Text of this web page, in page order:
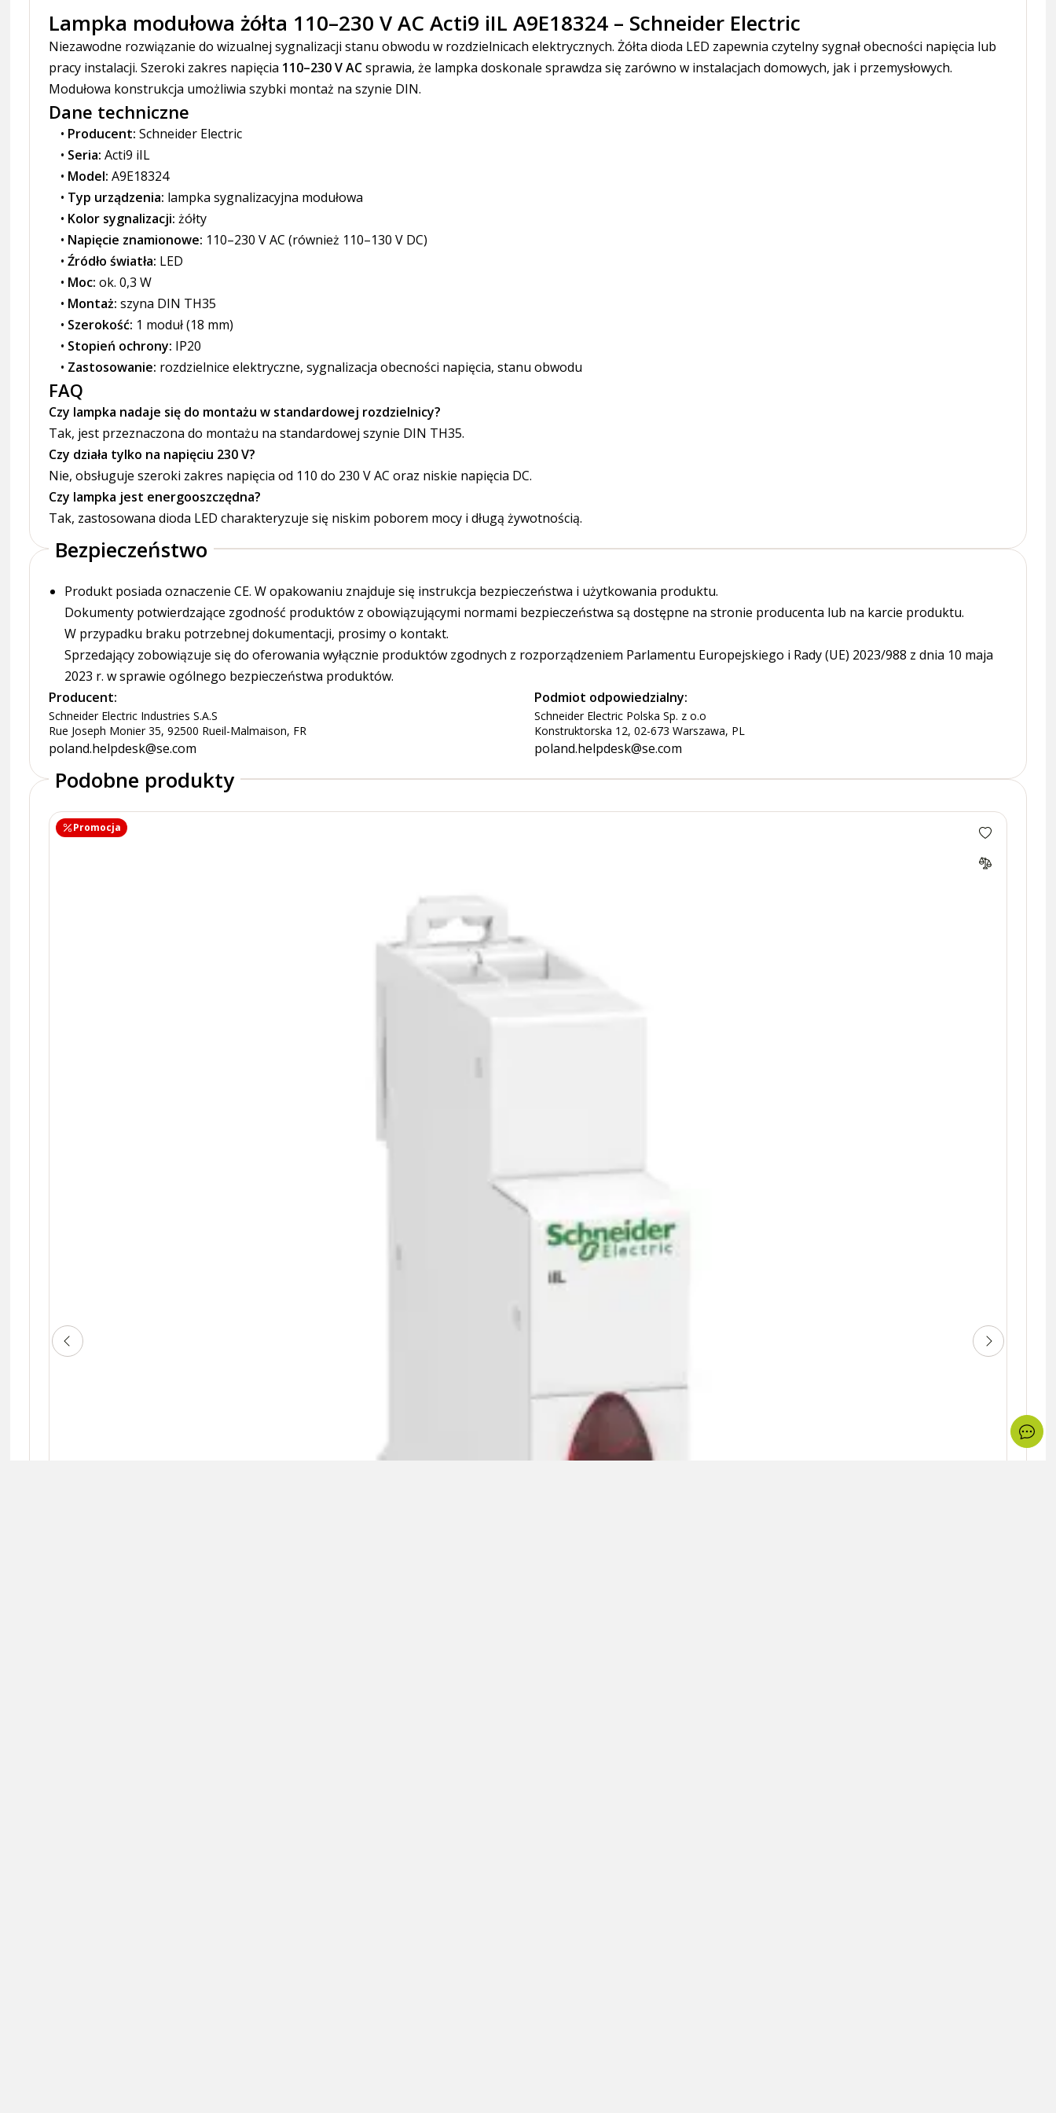
Lampka modułowa żółta 110–230 V AC Acti9 iIL A9E18324 – Schneider Electric
Niezawodne rozwiązanie do wizualnej sygnalizacji stanu obwodu w rozdzielnicach elektrycznych. Żółta dioda LED zapewnia czytelny sygnał obecności napięcia lub
pracy instalacji. Szeroki zakres napięcia 110–230 V ACsprawia, że lampka doskonale sprawdza się zarówno w instalacjach domowych, jak i przemysłowych.
Modułowa konstrukcja umożliwia szybki montaż na szynie DIN.
Dane techniczne
Producent: Schneider Electric
Seria: Acti9 iIL
Model: A9E18324
Typ urządzenia: lampka sygnalizacyjna modułowa
Kolor sygnalizacji: żółty
Napięcie znamionowe: 110–230 V AC (również 110–130 V DC)
Źródło światła: LED
Moc: ok. 0,3 W
Montaż: szyna DIN TH35
Szerokość: 1 moduł (18 mm)
Stopień ochrony: IP20
Zastosowanie: rozdzielnice elektryczne, sygnalizacja obecności napięcia, stanu obwodu
FAQ
Czy lampka nadaje się do montażu w standardowej rozdzielnicy?
Tak, jest przeznaczona do montażu na standardowej szynie DIN TH35.
Czy działa tylko na napięciu 230 V?
Nie, obsługuje szeroki zakres napięcia od 110 do 230 V AC oraz niskie napięcia DC.
Czy lampka jest energooszczędna?
Tak, zastosowana dioda LED charakteryzuje się niskim poborem mocy i długą żywotnością.
Bezpieczeństwo
Produkt posiada oznaczenie CE. W opakowaniu znajduje się instrukcja bezpieczeństwa i użytkowania produktu.
Dokumenty potwierdzające zgodność produktów z obowiązującymi normami bezpieczeństwa są dostępne na stronie producenta lub na karcie produktu.
W przypadku braku potrzebnej dokumentacji, prosimy o kontakt.
Sprzedający zobowiązuje się do oferowania wyłącznie produktów zgodnych z rozporządzeniem Parlamentu Europejskiego i Rady (UE) 2023/988 z dnia 10 maja
2023 r. w sprawie ogólnego bezpieczeństwa produktów.
Producent:
Schneider Electric Industries S.A.S
Rue Joseph Monier 35, 92500 Rueil-Malmaison, FR
poland.helpdesk@se.com
Podmiot odpowiedzialny:
Schneider Electric Polska Sp. z o.o
Konstruktorska 12, 02-673 Warszawa, PL
poland.helpdesk@se.com
Podobne produkty
Promocja